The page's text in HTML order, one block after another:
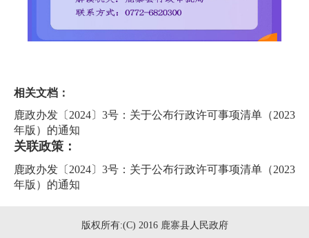
相关文档：
鹿政办发〔2024〕3号：关于公布行政许可事项清单（2023
年版）的通知
关联政策：
鹿政办发〔2024〕3号：关于公布行政许可事项清单（2023
年版）的通知
版权所有:(C) 2016 鹿寨县人民政府